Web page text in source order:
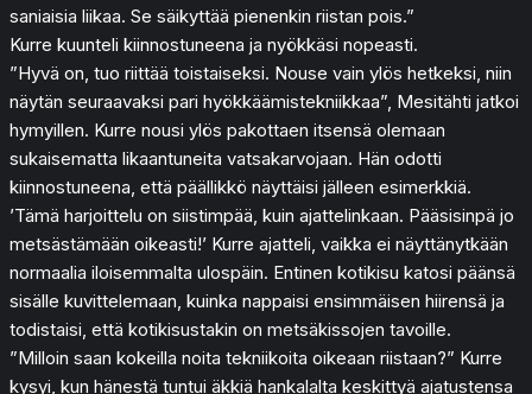
saniaisia liikaa. Se säikyttää pienenkin riistan pois.”
Kurre kuunteli kiinnostuneena ja nyökkäsi nopeasti.
”Hyvä on, tuo riittää toistaiseksi. Nouse vain ylös hetkeksi, niin
näytän seuraavaksi pari hyökkäämistekniikkaa”, Mesitähti jatkoi
hymyillen. Kurre nousi ylös pakottaen itsensä olemaan
sukaisematta likaantuneita vatsakarvojaan. Hän odotti
kiinnostuneena, että päällikkö näyttäisi jälleen esimerkkiä.
’Tämä harjoittelu on siistimpää, kuin ajattelinkaan. Pääsisinpä jo
metsästämään oikeasti!’ Kurre ajatteli, vaikka ei näyttänytkään
normaalia iloisemmalta ulospäin. Entinen kotikisu katosi päänsä
sisälle kuvittelemaan, kuinka nappaisi ensimmäisen hiirensä ja
todistaisi, että kotikisustakin on metsäkissojen tavoille.
”Milloin saan kokeilla noita tekniikoita oikeaan riistaan?” Kurre
kysyi, kun hänestä tuntui äkkiä hankalalta keskittyä ajatustensa